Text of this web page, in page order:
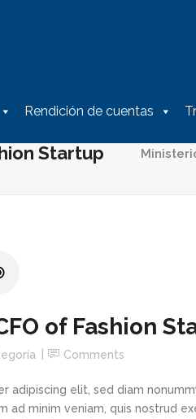
Rendición de cuentas
Startup
of Fashion
Comments
adipiscing elit, sed diam
ad minim veniam, quis nostrud